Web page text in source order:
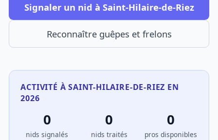
Signaler un nid à Saint-Hilaire-de-Riez
Reconnaître guêpes et frelons
ACTIVITÉ À SAINT-HILAIRE-DE-RIEZ EN
2026
0
nids signalés
0
nids traités
0
pros disponibles